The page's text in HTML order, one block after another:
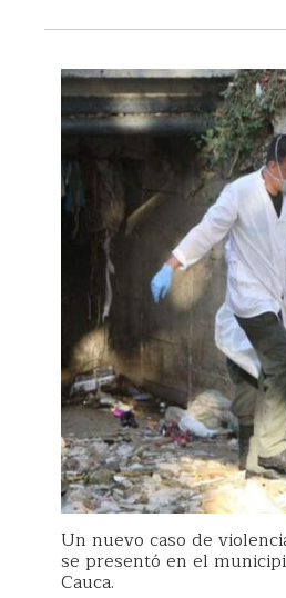
Un nuevo caso de
se presentó en el
Cauca.